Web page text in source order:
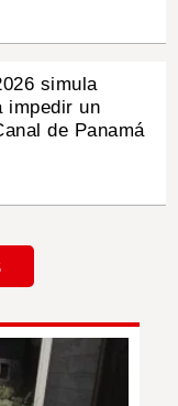
simula
impedir un
de Panamá